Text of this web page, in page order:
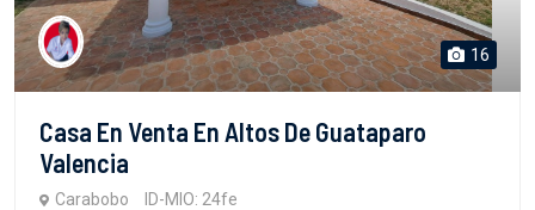
16
Casa En Venta En Altos De Guataparo
Valencia
Carabobo ID-MIO: 24fe